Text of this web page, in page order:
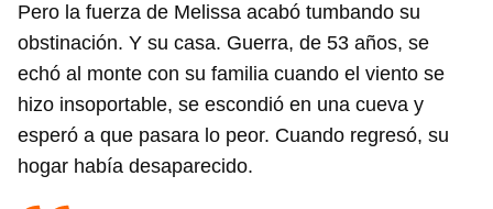
Pero la fuerza de Melissa acabó tumbando su
obstinación. Y su casa. Guerra, de 53 años, se
echó al monte con su familia cuando el viento se
hizo insoportable, se escondió en una cueva y
esperó a que pasara lo peor. Cuando regresó, su
hogar había desaparecido.